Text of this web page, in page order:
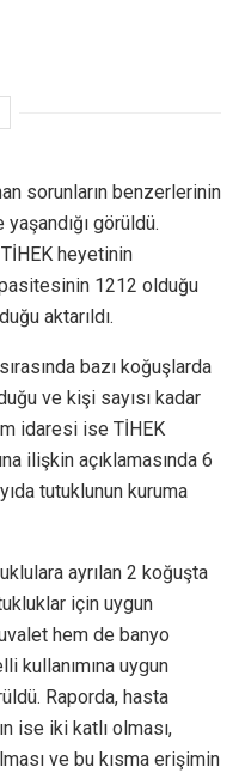
sorunların benzerlerinin
görüldü.
heyetinin
1212 olduğu
aktarıldı.
bazı koğuşlarda
ve kişi sayısı kadar
idaresi ise TİHEK
ilişkin açıklamasında 6
tutuklunun kuruma
ayrılan 2 koğuşta
için uygun
hem de banyo
kullanımına uygun
Raporda, hasta
ise iki katlı olması,
ve bu kısma erişimin